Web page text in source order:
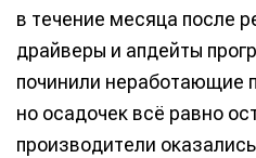
Мы в социальных сетях
Мы в социальных сетях
в течение месяца после
драйверы и апдейты
починили неработающие
но осадочек всё равно
производители